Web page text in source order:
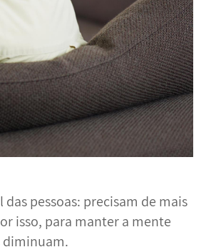
pessoas: precisam de mais
isso, para manter a mente
diminuam.